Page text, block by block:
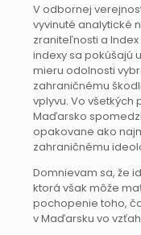
V odbornej
vyvinuté analytické
zraniteľnosti a
indexy sa pokúšajú
mieru odolnosti
zahraničnému
vplyvu. Vo
Maďarsko
opakovane ako
zahraničnému
Domnievam sa, že
ktorá však môže
pochopenie toho,
v Maďarsku vo